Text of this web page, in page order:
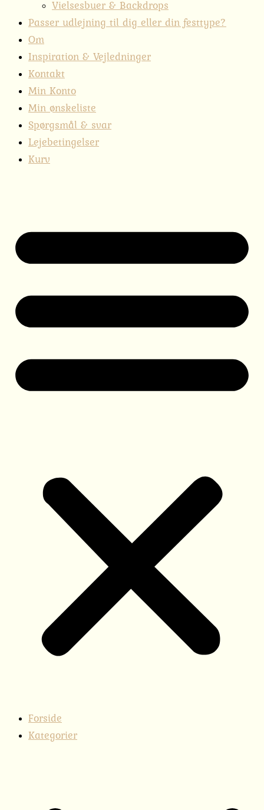
Vielsesbuer & Backdrops
Passer udlejning til dig eller din festtype?
Om
Inspiration & Vejledninger
Kontakt
Min Konto
Min ønskeliste
Spørgsmål & svar
Lejebetingelser
Kurv
Forside
Kategorier